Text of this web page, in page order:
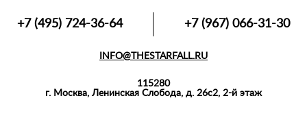
+7 (495) 724-36-64 +7 (967) 066-31-30
INFO@THESTARFALL.RU
115280
г. Москва, Ленинская Слобода, д. 26с2, 2-й этаж